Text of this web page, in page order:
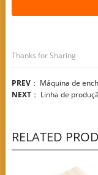
Thanks for Sharing
PREV： Máquina de
NEXT： Linha de
RELATED